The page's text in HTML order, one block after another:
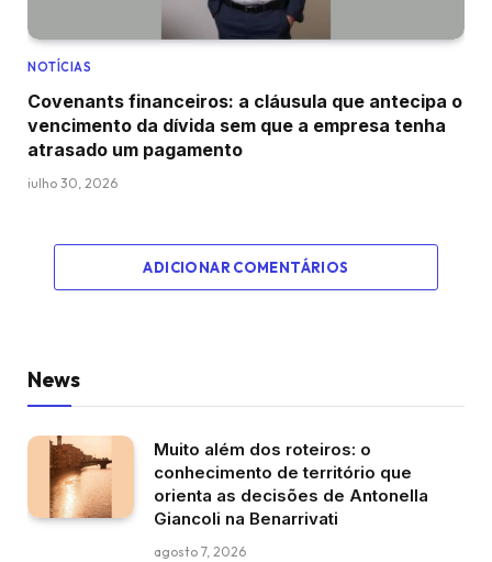
NOTÍCIAS
Covenants financeiros: a cláusula que antecipa o
vencimento da dívida sem que a empresa tenha
atrasado um pagamento
julho 30, 2026
ADICIONAR COMENTÁRIOS
News
Muito além dos roteiros: o
conhecimento de território que
orienta as decisões de Antonella
Giancoli na Benarrivati
agosto 7, 2026